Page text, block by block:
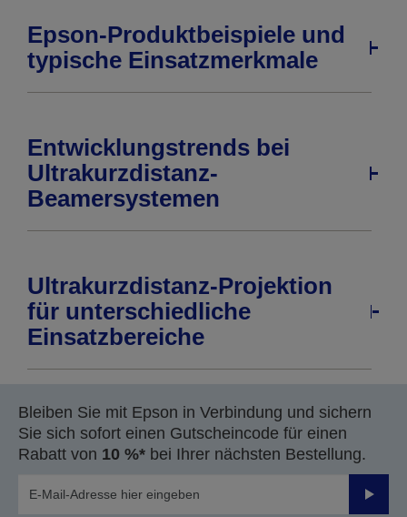
Epson-Produktbeispiele und
typische Einsatzmerkmale
Entwicklungstrends bei
Ultrakurzdistanz-
Beamersystemen
Ultrakurzdistanz-Projektion
für unterschiedliche
Einsatzbereiche
Bleiben Sie mit Epson in Verbindung und sichern
Sie sich sofort einen Gutscheincode für einen
Rabatt von 10 %* bei Ihrer nächsten Bestellung.